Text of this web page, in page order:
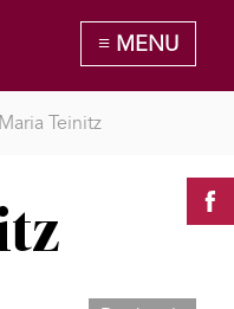
Maria Teinitz